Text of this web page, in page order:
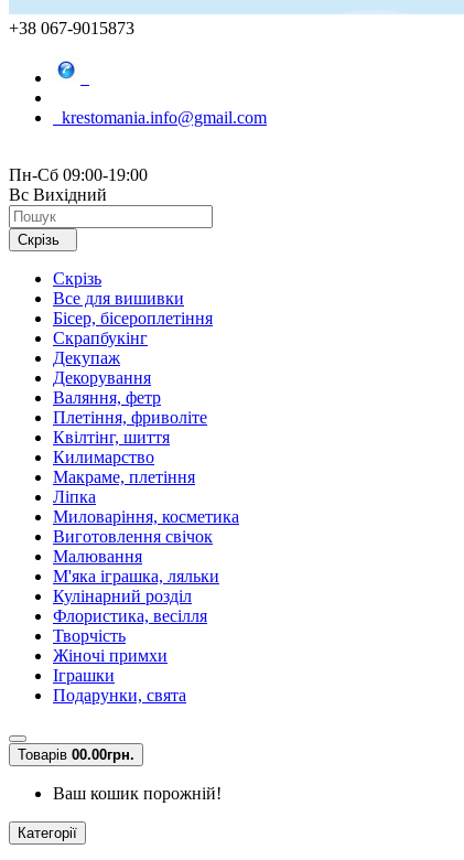
+38 067-9015873
krestomania.info@gmail.com
Пн-Сб 09:00-19:00
Вс Вихідний
Скрізь
Скрізь
Все для вишивки
Бісер, бісероплетіння
Скрапбукінг
Декупаж
Декорування
Валяння, фетр
Плетіння, фриволіте
Квілтінг, шиття
Килимарство
Макраме, плетіння
Ліпка
Миловаріння, косметика
Виготовлення свічок
Малювання
М'яка іграшка, ляльки
Кулінарний розділ
Флористика, весілля
Творчість
Жіночі примхи
Іграшки
Подарунки, свята
Товарів 00.00грн.
Ваш кошик порожній!
Категорії